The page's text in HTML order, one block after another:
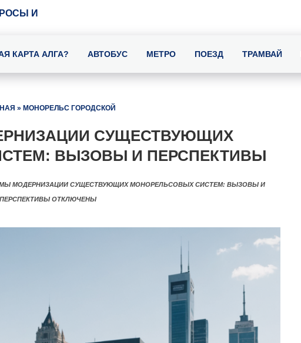
И
КАРТА АЛГА? АВТОБУС МЕТРО ПОЕЗД ТРАМВАЙ
» МОНОРЕЛЬС ГОРОДСКОЙ
СУЩЕСТВУЮЩИХ
ВЫЗОВЫ И ПЕРСПЕКТИВЫ
МОДЕРНИЗАЦИИ СУЩЕСТВУЮЩИХ МОНОРЕЛЬСОВЫХ СИСТЕМ: ВЫЗОВЫ И
ПЕРСПЕКТИВЫОТКЛЮЧЕНЫ